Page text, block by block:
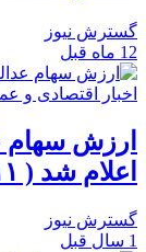
گسترش نیوز
12 ماه قبل
اخبار اقتصادی و
اعلام شد ( ۱۱ تیر)
گسترش نیوز
1 سال قبل